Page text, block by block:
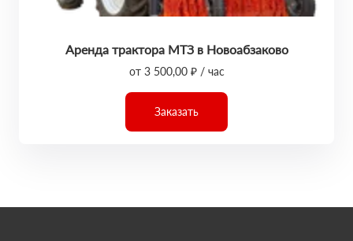
Аренда трактора МТЗ в Новоабзаково
от 3 500,00 ₽ / час
Заказать